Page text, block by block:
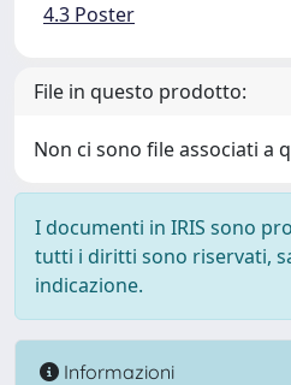
4.3 Poster
File in questo prodotto:
Non ci sono file associati a
I documenti in IRIS sono
tutti i diritti sono riservati,
indicazione.
Informazioni